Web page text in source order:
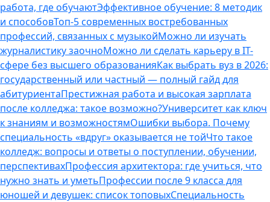
работа, где обучаютЭффективное обучение: 8 методик
и способовТоп-5 современных востребованных
профессий, связанных с музыкойМожно ли изучать
журналистику заочноМожно ли сделать карьеру в IT-
сфере без высшего образованияКак выбрать вуз в 2026:
государственный или частный — полный гайд для
абитуриентаПрестижная работа и высокая зарплата
после колледжа: такое возможно?Университет как ключ
к знаниям и возможностямОшибки выбора. Почему
специальность «вдруг» оказывается не тойЧто такое
колледж: вопросы и ответы о поступлении, обучении,
перспективахПрофессия архитектора: где учиться, что
нужно знать и уметьПрофессии после 9 класса для
юношей и девушек: список топовыхСпециальность